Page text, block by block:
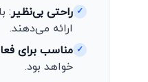
✓ راحتی بی‌نظیر:
ارائه می‌دهند.
✓ مناسب برای
خواهد بود.